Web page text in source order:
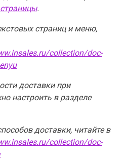
.
страниц и меню,
collection/doc-
доставки при
настроить в разделе
доставки, читайте в
collection/doc-